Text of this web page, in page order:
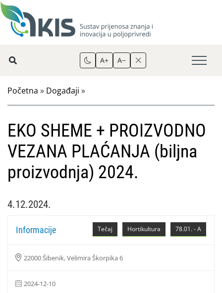
A+ A−
Početna » Događaji »
EKO SHEME + PROIZVODNO
VEZANA PLAĆANJA (biljna
proizvodnja) 2024.
4.12.2024.
78.01. - A
Hortikultura
Tečaj
Informacije
22000 Šibenik, Velimira Škorpika 6
2024-12-10